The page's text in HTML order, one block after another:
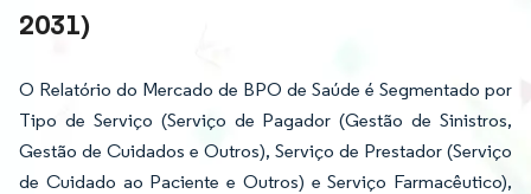
2031)
O Relatório do Mercado de BPO de Saúde é Segmentado por
Tipo de Serviço (Serviço de Pagador (Gestão de Sinistros,
Gestão de Cuidados e Outros), Serviço de Prestador (Serviço
de Cuidado ao Paciente e Outros) e Serviço Farmacêutico),